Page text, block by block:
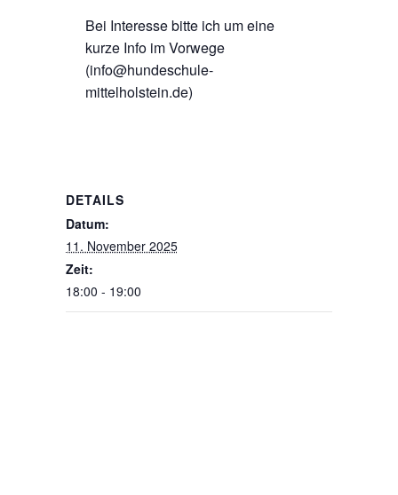
Bei Interesse bitte ich um eine
kurze Info im Vorwege
(info@hundeschule-
mittelholstein.de)
DETAILS
Datum:
11. November 2025
Zeit:
18:00 - 19:00